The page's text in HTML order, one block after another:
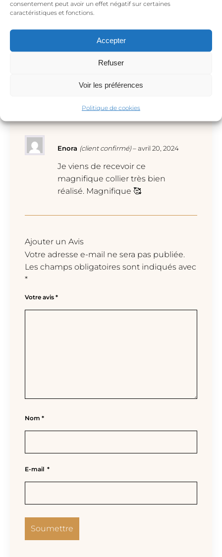
consentement peut avoir un effet négatif sur certaines
caractéristiques et fonctions.
Accepter
Refuser
Voir les préférences
Politique de cookies
se rencontrent à l’horizon, c’est l’âme et l’esprit qui
qui nous sommes vraiment.
Enora (client confirmé)–avril 20, 2024
Je viens de recevoir ce
magnifique collier très bien
réalisé. Magnifique 🥰
Ajouter un Avis
Votre adresse e-mail ne sera pas publiée.
Les champs obligatoires sont indiqués avec
*
Votre avis *
Nom *
E-mail *